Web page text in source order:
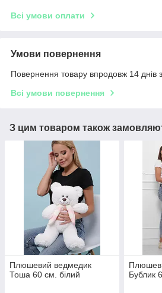
Всі умови оплати
Умови повернення
Повернення товару впродовж 14 днів
Всі умови повернення
З цим товаром також
Плюшевий ведмедик
Тоша 60 см. білий
Бублик